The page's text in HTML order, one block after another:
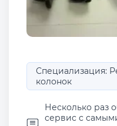
Специализация:
колонок
Несколько раз
сервис с